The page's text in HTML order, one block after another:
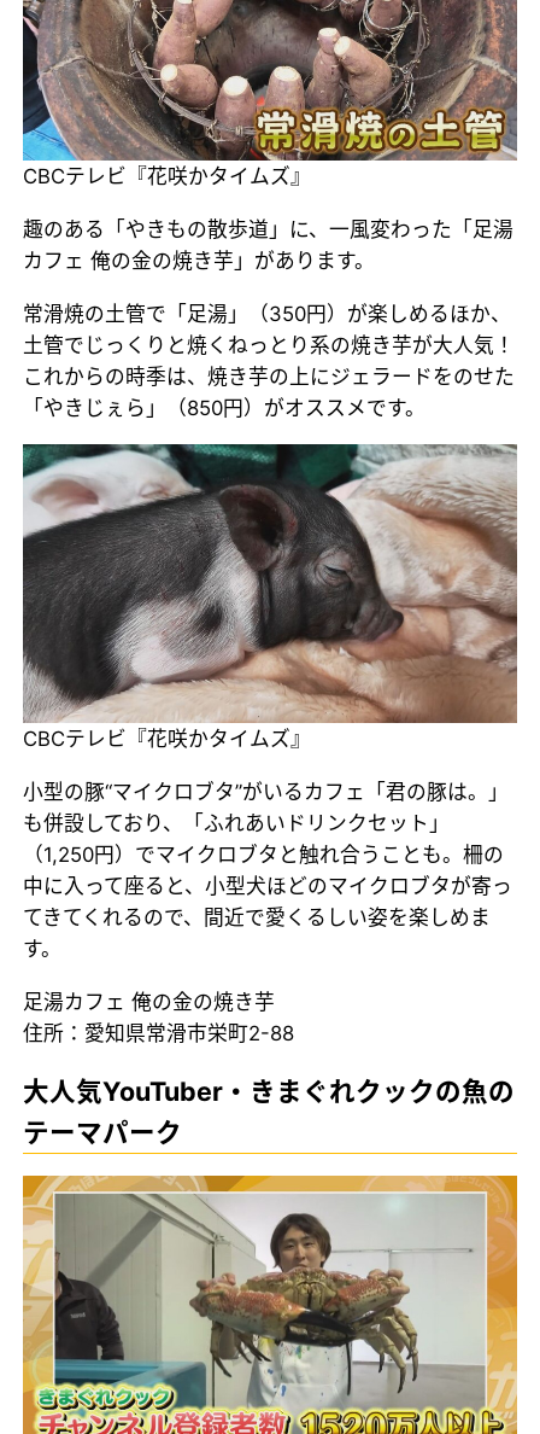
CBCテレビ『花咲かタイムズ』
趣のある「やきもの散歩道」に、一風変わった「足湯
カフェ 俺の金の焼き芋」があります。
常滑焼の土管で「足湯」（350円）が楽しめるほか、
土管でじっくりと焼くねっとり系の焼き芋が大人気！
これからの時季は、焼き芋の上にジェラードをのせた
「やきじぇら」（850円）がオススメです。
CBCテレビ『花咲かタイムズ』
小型の豚“マイクロブタ”がいるカフェ「君の豚は。」
も併設しており、「ふれあいドリンクセット」
（1,250円）でマイクロブタと触れ合うことも。柵の
中に入って座ると、小型犬ほどのマイクロブタが寄っ
てきてくれるので、間近で愛くるしい姿を楽しめま
す。
足湯カフェ 俺の金の焼き芋
住所：愛知県常滑市栄町2-88
大人気YouTuber・きまぐれクックの魚の
テーマパーク